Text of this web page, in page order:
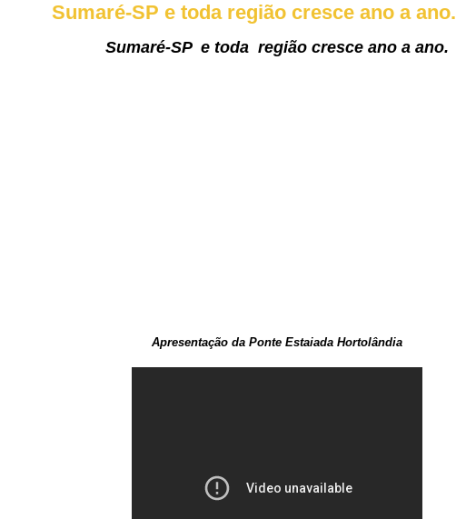
Sumaré-SP e toda região cresce ano a ano.
Sumaré-SP e toda região cresce ano a ano.
Apresentação da Ponte Estaiada Hortolândia